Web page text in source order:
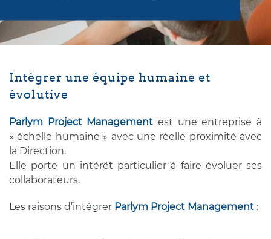
Intégrer une équipe humaine et
évolutive
Parlym Project Management est une entreprise à
« échelle humaine » avec une réelle proximité avec
la Direction.
Elle porte un intérêt particulier à faire évoluer ses
collaborateurs.
Les raisons d’intégrer Parlym Project Management :